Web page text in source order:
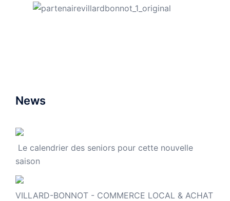
News
Le calendrier des seniors pour cette nouvelle
saison
VILLARD-BONNOT - COMMERCE LOCAL & ACHAT